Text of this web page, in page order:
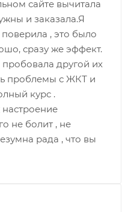
сайте вычитала
и заказала.Я
, это было
сразу же эффект.
другой их
проблемы с ЖКТ и
курс .
не болит , не
рада , что вы